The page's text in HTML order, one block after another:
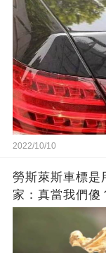
2022/10/10
勞斯萊斯車標是
家：真當我們傻